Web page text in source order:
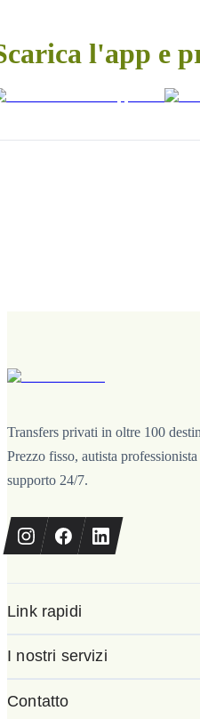
l'app e
Transfers privati in oltre 100
Prezzo fisso, autista professionista
supporto 24/7.
Link rapidi
I nostri servizi
Contatto